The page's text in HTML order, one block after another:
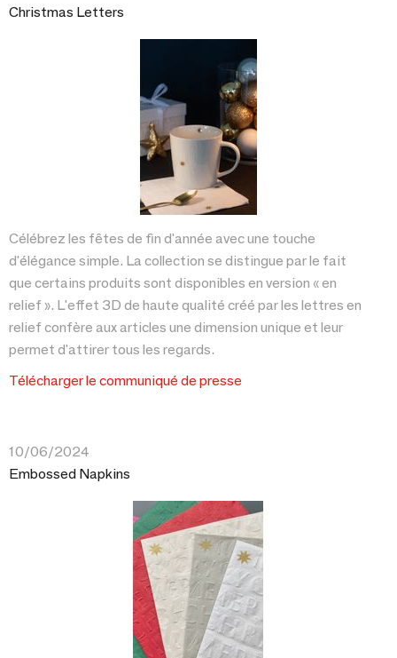
Christmas Letters
Célébrez les fêtes de fin d'année avec une touche
d'élégance simple. La collection se distingue par le fait
que certains produits sont disponibles en version « en
relief ». L'effet 3D de haute qualité créé par les lettres en
relief confère aux articles une dimension unique et leur
permet d'attirer tous les regards.
Télécharger le communiqué de presse
10/06/2024
Embossed Napkins